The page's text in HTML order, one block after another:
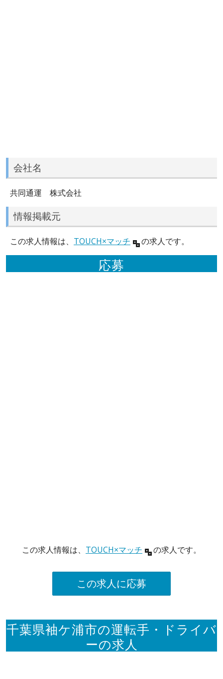
会社名
共同通運 株式会社
情報掲載元
この求人情報は、 TOUCH×マッチ の求人です。
応募
この求人情報は、 TOUCH×マッチ の求人です。
この求人に応募
千葉県袖ケ浦市の運転手・ドライバ
ーの求人